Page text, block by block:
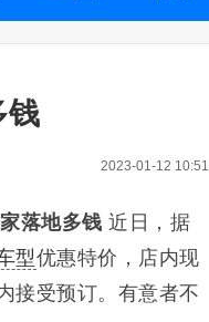
钱
2023-01-12 10:51
落地多钱 近日，据
型优惠特价，店内现
接受预订。有意者不